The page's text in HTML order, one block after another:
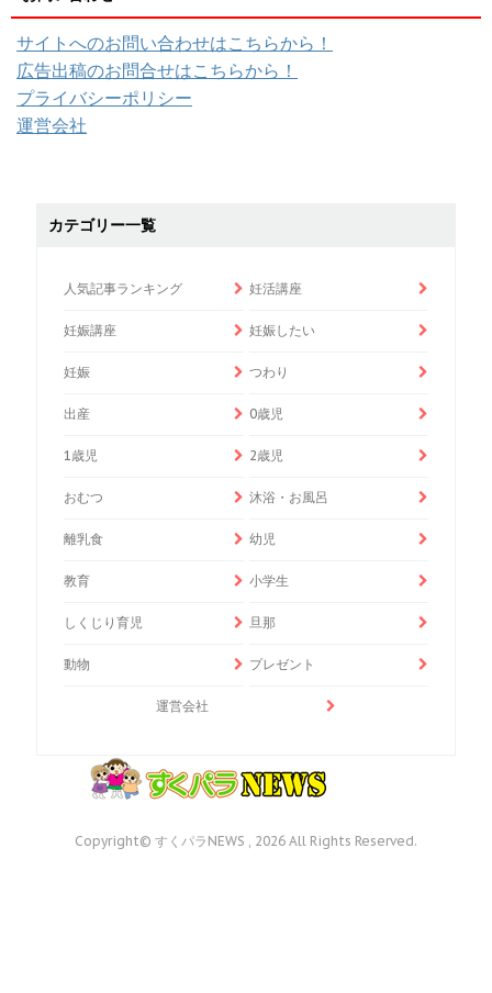
サイトへのお問い合わせはこちらから！
広告出稿のお問合せはこちらから！
プライバシーポリシー
運営会社
カテゴリー一覧
人気記事ランキング 妊活講座
妊娠講座 妊娠したい
妊娠 つわり
出産 0歳児
1歳児 2歳児
おむつ 沐浴・お風呂
離乳食 幼児
教育 小学生
しくじり育児 旦那
動物 プレゼント
運営会社
Copyright© すくパラNEWS , 2026 All Rights Reserved.